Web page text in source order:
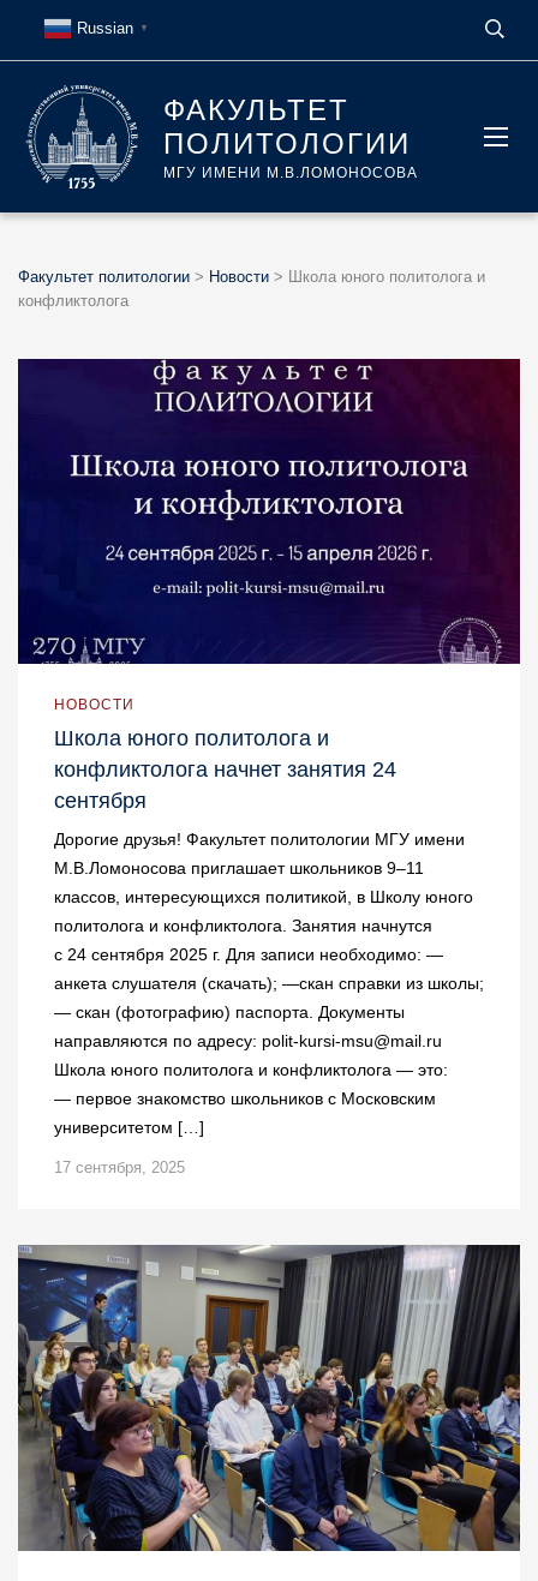
ФАКУЛЬТЕТ
ПОЛИТОЛОГИИ
МГУ ИМЕНИ М.В.ЛОМОНОСОВА
Факультет политологии > Новости > Школа юного политолога и
конфликтолога
НОВОСТИ
Школа юного политолога и
конфликтолога начнет занятия 24
сентября
Дорогие друзья! Факультет политологии МГУ имени
М.В.Ломоносова приглашает школьников 9–11
классов, интересующихся политикой, в Школу юного
политолога и конфликтолога. Занятия начнутся
с 24 сентября 2025 г. Для записи необходимо: —
анкета слушателя (скачать); —скан справки из школы;
— скан (фотографию) паспорта. Документы
направляются по адресу: polit-kursi-msu@mail.ru
Школа юного политолога и конфликтолога — это:
— первое знакомство школьников с Московским
университетом […]
17 сентября, 2025
Russian ▼